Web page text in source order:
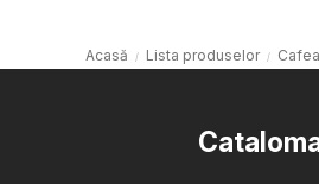
Acasă Lista produselor Cafea